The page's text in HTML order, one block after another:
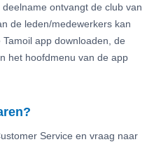
ontvangt de club van
de leden/medewerkers kan
app downloaden, de
het hoofdmenu van de app
Service en vraag naar